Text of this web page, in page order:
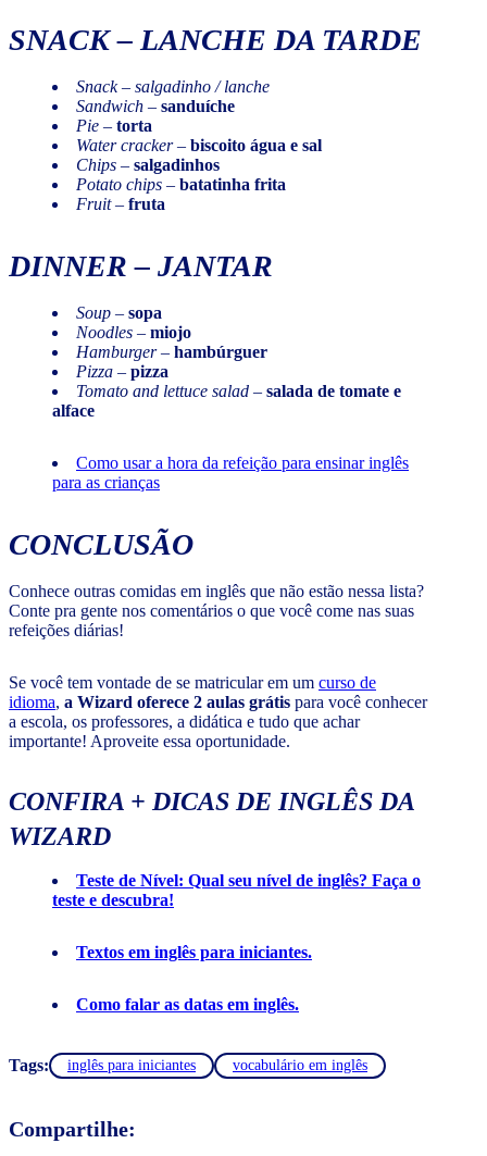
SNACK– LANCHE DA TARDE
Snack– salgadinho / lanche
Sandwich – sanduíche
Pie – torta
Water cracker– biscoito água e sal
Chips – salgadinhos
Potato chips – batatinha frita
Fruit– fruta
DINNER – JANTAR
Soup – sopa
Noodles – miojo
Hamburger– hambúrguer
Pizza – pizza
Tomato and lettuce salad – salada de tomate e
alface
Como usar a hora da refeição para ensinar inglês
para as crianças
CONCLUSÃO
Conhece outras comidas em inglês que não estão nessa lista?
Conte pra gente nos comentários o que você come nas suas
refeições diárias!
Se você tem vontade de se matricular em um curso de
idioma, a Wizard oferece 2 aulas grátis para você conhecer
a escola, os professores, a didática e tudo que achar
importante! Aproveite essa oportunidade.
CONFIRA + DICAS DE INGLÊS DA
WIZARD
Teste de Nível: Qual seu nível de inglês? Faça o
teste e descubra!
Textos em inglês para iniciantes.
Como falar as datas em inglês.
Tags: inglês para iniciantes vocabulário em inglês
Compartilhe: